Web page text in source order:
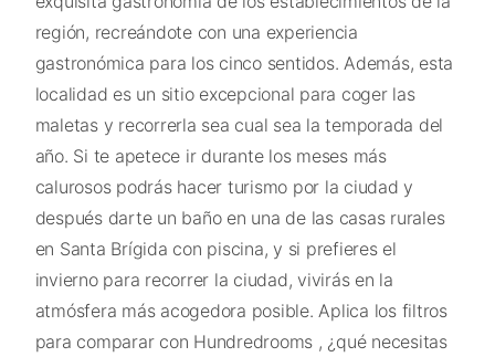
región, recreándote con una experiencia
gastronómica para los cinco sentidos. Además, esta
localidad es un sitio excepcional para coger las
maletas y recorrerla sea cual sea la temporada del
año. Si te apetece ir durante los meses más
calurosos podrás hacer turismo por la ciudad y
después darte un baño en una de las casas rurales
en Santa Brígida con piscina, y si prefieres el
invierno para recorrer la ciudad, vivirás en la
atmósfera más acogedora posible. Aplica los filtros
para comparar con Hundredrooms , ¿qué necesitas